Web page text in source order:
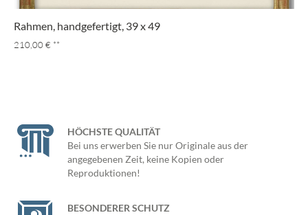
Rahmen, handgefertigt, 39 x 49
210,00 € **
HÖCHSTE QUALITÄT
Bei uns erwerben Sie nur Originale aus der
angegebenen Zeit, keine Kopien oder
Reproduktionen!
BESONDERER SCHUTZ